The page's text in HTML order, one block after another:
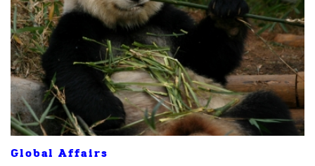
Global Affairs
ค้นหา
SHARE